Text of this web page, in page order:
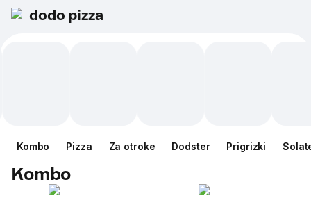
dodo pizza
Kombo Pizza Za otroke Dodster Prigrizki
Kombo